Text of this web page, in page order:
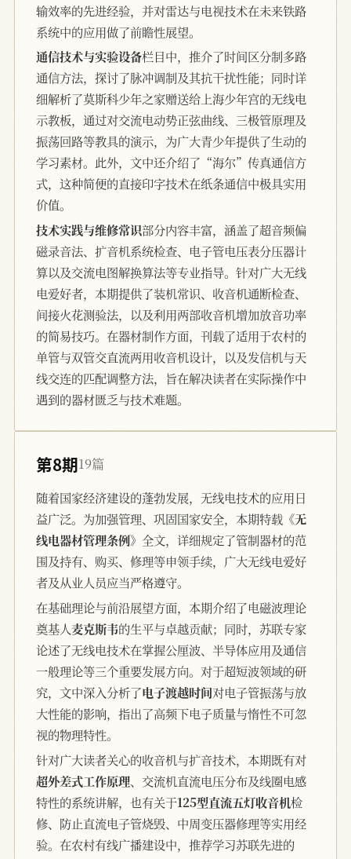
输效率的先进经验，并对雷达与电视技术在未来铁路
系统中的应用做了前瞻性展望。
通信技术与实验设备栏目中，推介了时间区分制多路
通信方法，探讨了脉冲调制及其抗干扰性能；同时详
细解析了莫斯科少年之家赠送给上海少年宫的无线电
示教板，通过对交流电动势正弦曲线、三极管原理及
振荡回路等教具的演示，为广大青少年提供了生动的
学习素材。此外，文中还介绍了“海尔”传真通信方
式，这种简便的直接印字技术在纸条通信中极具实用
价值。
技术实践与维修常识部分内容丰富，涵盖了超音频偏
磁录音法、扩音机系统检查、电子管电压表分压器计
算以及交流电图解换算法等专业指导。针对广大无线
电爱好者，本期提供了装机常识、收音机通断检查、
间接火花测验法，以及利用两部收音机增加放音功率
的简易技巧。在器材制作方面，刊载了适用于农村的
单管与双管交直流两用收音机设计，以及发信机与天
线交连的匹配调整方法，旨在解决读者在实际操作中
遇到的器材匮乏与技术难题。
第8期19篇
随着国家经济建设的蓬勃发展，无线电技术的应用日
益广泛。为加强管理、巩固国家安全，本期特载 《无
线电器材管理条例》 全文，详细规定了管制器材的范
围及持有、购买、修理等申领手续，广大无线电爱好
者及从业人员应当严格遵守。
在基础理论与前沿展望方面，本期介绍了电磁波理论
奠基人麦克斯韦的生平与卓越贡献；同时，苏联专家
论述了无线电技术在掌握公厘波、半导体应用及通信
一般理论等三个重要发展方向。对于超短波领域的研
究，文中深入分析了电子渡越时间对电子管振荡与放
大性能的影响，指出了高频下电子质量与惰性不可忽
视的物理特性。
针对广大读者关心的收音机与扩音技术，本期既有对
超外差式工作原理、交流机直流电压分布及线圈电感
特性的系统讲解，也有关于125型直流五灯收音机检
修、防止直流电子管烧毁、中周变压器修理等实用经
验。在农村有线广播建设中，推荐学习苏联先进的